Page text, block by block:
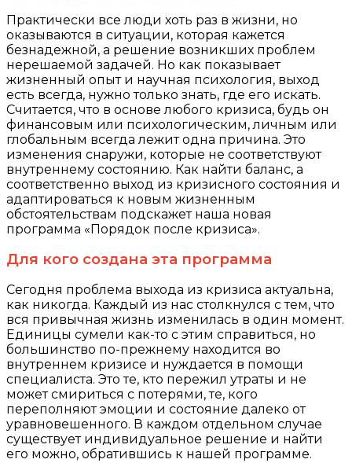
Практически все люди хоть раз в жизни, но
оказываются в ситуации, которая кажется
безнадежной, а решение возникших проблем
нерешаемой задачей. Но как показывает
жизненный опыт и научная психология, выход
есть всегда, нужно только знать, где его искать.
Считается, что в основе любого кризиса, будь он
финансовым или психологическим, личным или
глобальным всегда лежит одна причина. Это
изменения снаружи, которые не соответствуют
внутреннему состоянию. Как найти баланс, а
соответственно выход из кризисного состояния и
адаптироваться к новым жизненным
обстоятельствам подскажет наша новая
программа «Порядок после кризиса».
Для кого создана эта программа
Сегодня проблема выхода из кризиса актуальна,
как никогда. Каждый из нас столкнулся с тем, что
вся привычная жизнь изменилась в один момент.
Единицы сумели как-то с этим справиться, но
большинство по-прежнему находится во
внутреннем кризисе и нуждается в помощи
специалиста. Это те, кто пережил утраты и не
может смириться с потерями, те, кого
переполняют эмоции и состояние далеко от
уравновешенного. В каждом отдельном случае
существует индивидуальное решение и найти
его можно, обратившись к нашей программе.